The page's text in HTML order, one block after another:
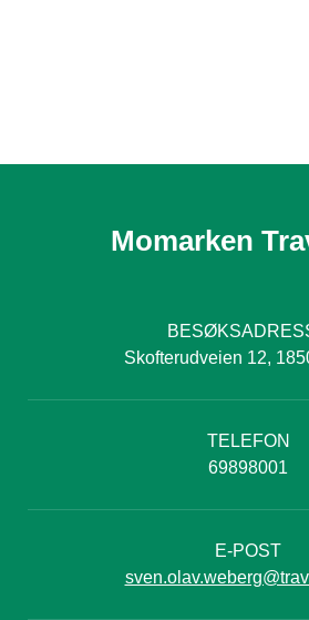
Momarken
Skofterudveien 12,
TELEFON
69898001
E-POST